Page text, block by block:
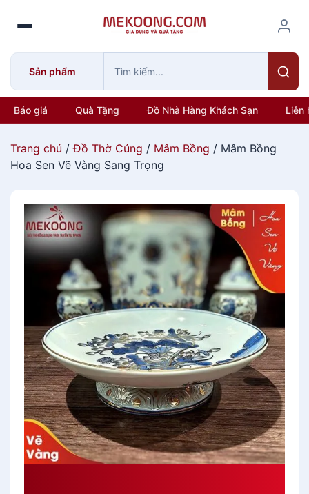
o
Sản phẩm
Báo giá Quà Tặng Đồ Nhà Hàng Khách Sạn Liên
Trang chủ /Đồ Thờ Cúng / Mâm Bồng / Mâm Bồng
Hoa Sen Vẽ Vàng Sang Trọng